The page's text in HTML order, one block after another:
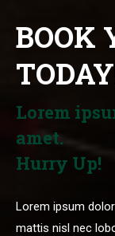
BOOK
Lorem
amet.
Hurry Up!
Lorem ipsum
mattis nisl nec